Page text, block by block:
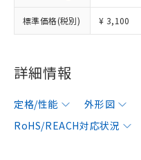
標準価格(税別) ¥ 3,100
詳細情報
定格/性能 外形図
RoHS/REACH対応状況